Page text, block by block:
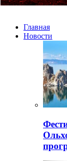
Главная
Новости